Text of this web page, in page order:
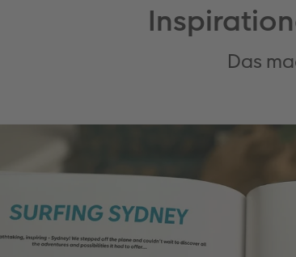
Das